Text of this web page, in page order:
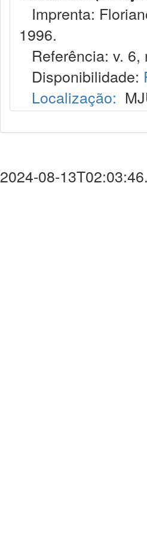
Imprenta:
1996.
Referência: v. 6,
Disponibilidade:
Localização:
2024-08-